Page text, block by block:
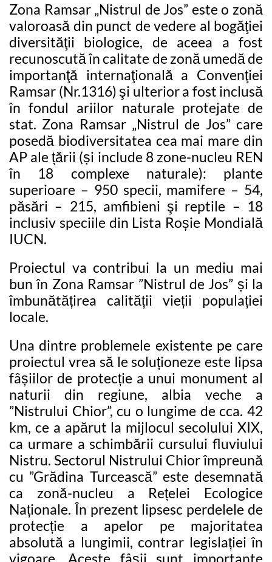
Zona Ramsar „Nistrul de Jos” este o zonă
valoroasă din punct de vedere al bogăţiei
diversităţii biologice, de aceea a fost
recunoscută în calitate de zonă umedă de
importanţă internaţională a Convenţiei
Ramsar (Nr.1316) şi ulterior a fost inclusă
în fondul ariilor naturale protejate de
stat. Zona Ramsar „Nistrul de Jos” care
posedă biodiversitatea cea mai mare din
AP ale țării (și include 8 zone-nucleu REN
în 18 complexe naturale): plante
superioare – 950 specii, mamifere – 54,
păsări – 215, amfibieni şi reptile – 18
inclusiv speciile din Lista Roșie Mondială
IUCN.
Proiectul va contribui la un mediu mai
bun în Zona Ramsar ”Nistrul de Jos” și la
îmbunătățirea calității vieții populației
locale.
Una dintre problemele existente pe care
proiectul vrea să le soluționeze este lipsa
fâșiilor de protecție a unui monument al
naturii din regiune, albia veche a
”Nistrului Chior”, cu o lungime de cca. 42
km, ce a apărut la mijlocul secolului XIX,
ca urmare a schimbării cursului fluviului
Nistru. Sectorul Nistrului Chior împreună
cu ”Grădina Turcească” este desemnată
ca zonă-nucleu a Rețelei Ecologice
Naționale. În prezent lipsesc perdelele de
protecție a apelor pe majoritatea
absolută a lungimii, contrar legislației în
vigoare. Aceste fâșii sunt importante